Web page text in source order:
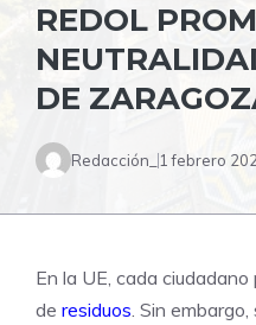
REDOL
DE
Redacción_ 1 febrero
En la UE, cada
de residuos. Sin